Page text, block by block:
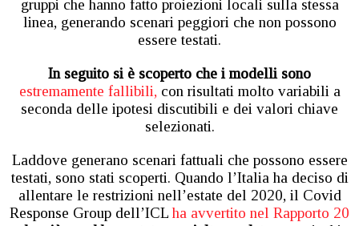
gruppi che hanno fatto proiezioni locali sulla stessa
linea, generando scenari peggiori che non possono
essere testati.
In seguito si è scoperto che i modelli sono
estremamente fallibili, con risultati molto variabili a
seconda delle ipotesi discutibili e dei valori chiave
selezionati.
Laddove generano scenari fattuali che possono essere
testati, sono stati scoperti. Quando l’Italia ha deciso di
allentare le restrizioni nell’estate del 2020, il Covid
Response Group dell’ICLha avvertito nel Rapporto 20